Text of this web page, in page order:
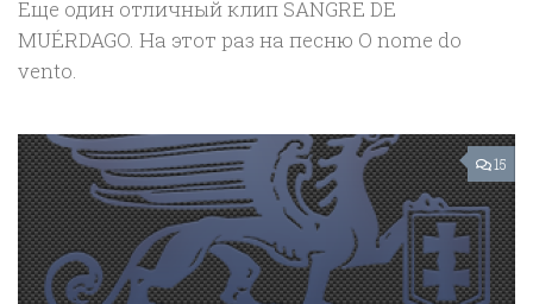
Еще один отличный клип SANGRE DE
MUÉRDAGO. На этот раз на песню O nome do
vento.
15